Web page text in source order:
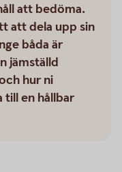
att bedöma.
att dela upp sin
båda är
jämställd
hur ni
till en hållbar